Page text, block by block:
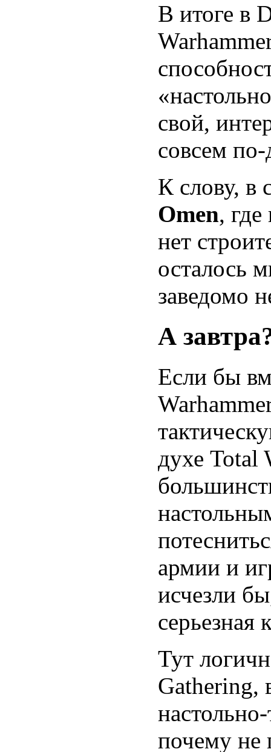
В итоге в
свой,
совсем
К слову, в
Omen,
нет
осталось
заведомо
А
Если бы
духе Total
армии и
исчезли
серьезная
Тут
Gathering,
почему не